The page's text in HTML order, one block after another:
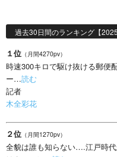
過去30日間のランキング【
１位 （月間4270pv）
時速300キロで駆け抜ける郵便
ー…読む
記者
木全彩花
２位 （月間1270pv）
全貌は誰も知らない….江戸時